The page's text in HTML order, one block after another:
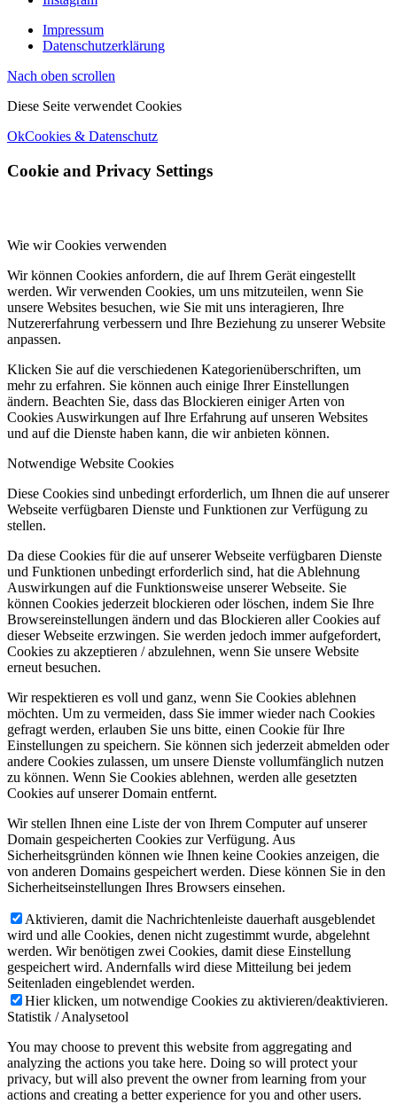
Impressum
Datenschutzerklärung
Nach oben scrollen
Diese Seite verwendet Cookies
OkCookies & Datenschutz
Cookie and Privacy Settings
Wie wir Cookies verwenden
Wir können Cookies anfordern, die auf Ihrem Gerät eingestellt
werden. Wir verwenden Cookies, um uns mitzuteilen, wenn Sie
unsere Websites besuchen, wie Sie mit uns interagieren, Ihre
Nutzererfahrung verbessern und Ihre Beziehung zu unserer Website
anpassen.
Klicken Sie auf die verschiedenen Kategorienüberschriften, um
mehr zu erfahren. Sie können auch einige Ihrer Einstellungen
ändern. Beachten Sie, dass das Blockieren einiger Arten von
Cookies Auswirkungen auf Ihre Erfahrung auf unseren Websites
und auf die Dienste haben kann, die wir anbieten können.
Notwendige Website Cookies
Diese Cookies sind unbedingt erforderlich, um Ihnen die auf unserer
Webseite verfügbaren Dienste und Funktionen zur Verfügung zu
stellen.
Da diese Cookies für die auf unserer Webseite verfügbaren Dienste
und Funktionen unbedingt erforderlich sind, hat die Ablehnung
Auswirkungen auf die Funktionsweise unserer Webseite. Sie
können Cookies jederzeit blockieren oder löschen, indem Sie Ihre
Browsereinstellungen ändern und das Blockieren aller Cookies auf
dieser Webseite erzwingen. Sie werden jedoch immer aufgefordert,
Cookies zu akzeptieren / abzulehnen, wenn Sie unsere Website
erneut besuchen.
Wir respektieren es voll und ganz, wenn Sie Cookies ablehnen
möchten. Um zu vermeiden, dass Sie immer wieder nach Cookies
gefragt werden, erlauben Sie uns bitte, einen Cookie für Ihre
Einstellungen zu speichern. Sie können sich jederzeit abmelden oder
andere Cookies zulassen, um unsere Dienste vollumfänglich nutzen
zu können. Wenn Sie Cookies ablehnen, werden alle gesetzten
Cookies auf unserer Domain entfernt.
Wir stellen Ihnen eine Liste der von Ihrem Computer auf unserer
Domain gespeicherten Cookies zur Verfügung. Aus
Sicherheitsgründen können wie Ihnen keine Cookies anzeigen, die
von anderen Domains gespeichert werden. Diese können Sie in den
Sicherheitseinstellungen Ihres Browsers einsehen.
Aktivieren, damit die Nachrichtenleiste dauerhaft ausgeblendet
wird und alle Cookies, denen nicht zugestimmt wurde, abgelehnt
werden. Wir benötigen zwei Cookies, damit diese Einstellung
gespeichert wird. Andernfalls wird diese Mitteilung bei jedem
Seitenladen eingeblendet werden.
Hier klicken, um notwendige Cookies zu aktivieren/deaktivieren.
Statistik / Analysetool
You may choose to prevent this website from aggregating and
analyzing the actions you take here. Doing so will protect your
privacy, but will also prevent the owner from learning from your
actions and creating a better experience for you and other users.